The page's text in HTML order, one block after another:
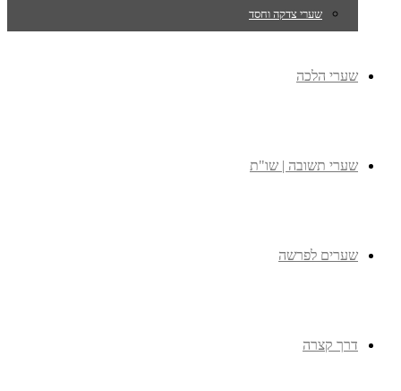
שערי צדקה וחסד
שערי הלכה
שערי תשובה | שו"ת
שערים לפרשה
דרך קצרה